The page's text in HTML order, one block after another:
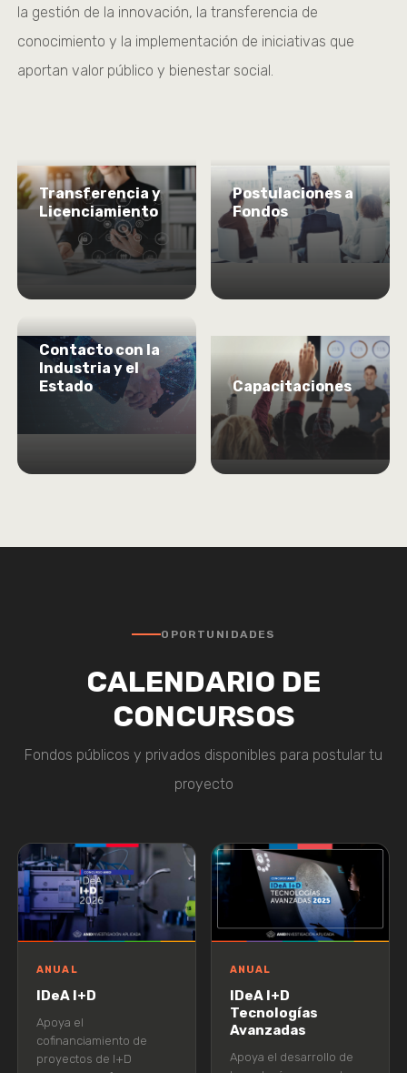
la gestión de la innovación, la transferencia de
conocimiento y la implementación de iniciativas que
aportan valor público y bienestar social.
Transferencia y
Licenciamiento
Postulaciones a
Fondos
Contacto con la
Industria y el
Estado
Capacitaciones
OPORTUNIDADES
CALENDARIO DE
CONCURSOS
Fondos públicos y privados disponibles para postular tu
proyecto
ANUAL
IDeA I+D
Apoya el
cofinanciamiento de
proyectos de I+D
ANUAL
IDeA I+D
Tecnologías
Avanzadas
Apoya el desarrollo de